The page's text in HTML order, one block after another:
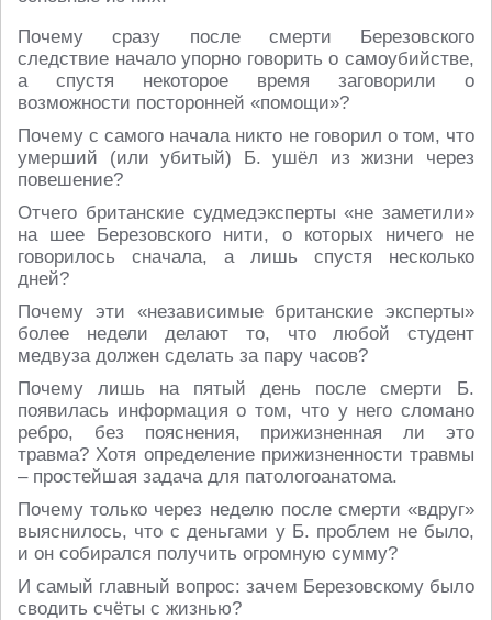
Почему сразу после смерти Березовского
следствие начало упорно говорить о самоубийстве,
а спустя некоторое время заговорили о
возможности посторонней «помощи»?
Почему с самого начала никто не говорил о том, что
умерший (или убитый) Б. ушёл из жизни через
повешение?
Отчего британские судмедэксперты «не заметили»
на шее Березовского нити, о которых ничего не
говорилось сначала, а лишь спустя несколько
дней?
Почему эти «независимые британские эксперты»
более недели делают то, что любой студент
медвуза должен сделать за пару часов?
Почему лишь на пятый день после смерти Б.
появилась информация о том, что у него сломано
ребро, без пояснения, прижизненная ли это
травма? Хотя определение прижизненности травмы
– простейшая задача для патологоанатома.
Почему только через неделю после смерти «вдруг»
выяснилось, что с деньгами у Б. проблем не было,
и он собирался получить огромную сумму?
И самый главный вопрос: зачем Березовскому было
сводить счёты с жизнью?